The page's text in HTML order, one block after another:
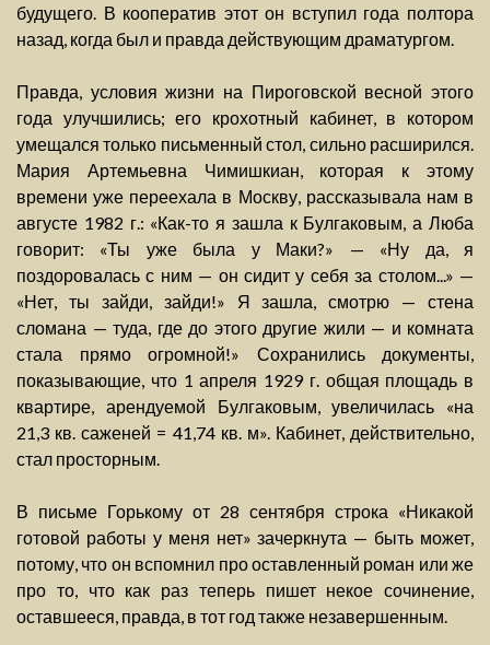
будущего. В кооператив этот он вступил года полтора
назад, когда был и правда действующим драматургом.
Правда, условия жизни на Пироговской весной этого
года улучшились; его крохотный кабинет, в котором
умещался только письменный стол, сильно расширился.
Мария Артемьевна Чимишкиан, которая к этому
времени уже переехала в Москву, рассказывала нам в
августе 1982 г.: «Как-то я зашла к Булгаковым, а Люба
говорит: «Ты уже была у Маки?» — «Ну да, я
поздоровалась с ним — он сидит у себя за столом...» —
«Нет, ты зайди, зайди!» Я зашла, смотрю — стена
сломана — туда, где до этого другие жили — и комната
стала прямо огромной!» Сохранились документы,
показывающие, что 1 апреля 1929 г. общая площадь в
квартире, арендуемой Булгаковым, увеличилась «на
21,3 кв. саженей = 41,74 кв. м». Кабинет, действительно,
стал просторным.
В письме Горькому от 28 сентября строка «Никакой
готовой работы у меня нет» зачеркнута — быть может,
потому, что он вспомнил про оставленный роман или же
про то, что как раз теперь пишет некое сочинение,
оставшееся, правда, в тот год также незавершенным.